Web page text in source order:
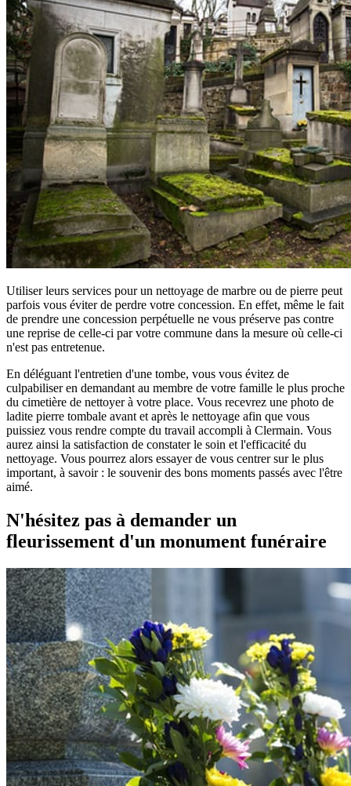
Utiliser leurs services pour un nettoyage de marbre ou de pierre peut
parfois vous éviter de perdre votre concession. En effet, même le fait
de prendre une concession perpétuelle ne vous préserve pas contre
une reprise de celle-ci par votre commune dans la mesure où celle-ci
n'est pas entretenue.
En déléguant l'entretien d'une tombe, vous vous évitez de
culpabiliser en demandant au membre de votre famille le plus proche
du cimetière de nettoyer à votre place. Vous recevrez une photo de
ladite pierre tombale avant et après le nettoyage afin que vous
puissiez vous rendre compte du travail accompli à Clermain. Vous
aurez ainsi la satisfaction de constater le soin et l'efficacité du
nettoyage. Vous pourrez alors essayer de vous centrer sur le plus
important, à savoir : le souvenir des bons moments passés avec l'être
aimé.
N'hésitez pas à demander un
fleurissement d'un monument funéraire